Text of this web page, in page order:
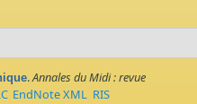
.Annales du Midi : revue
EndNote XML RIS